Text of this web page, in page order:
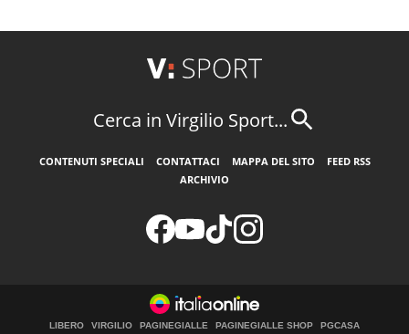
Cerca in Virgilio Sport...
CONTENUTI SPECIALI CONTATTACI MAPPA DEL SITO
FEED RSS
ARCHIVIO
LIBERO VIRGILIO PAGINEGIALLE PAGINEGIALLE SHOP PGCASA